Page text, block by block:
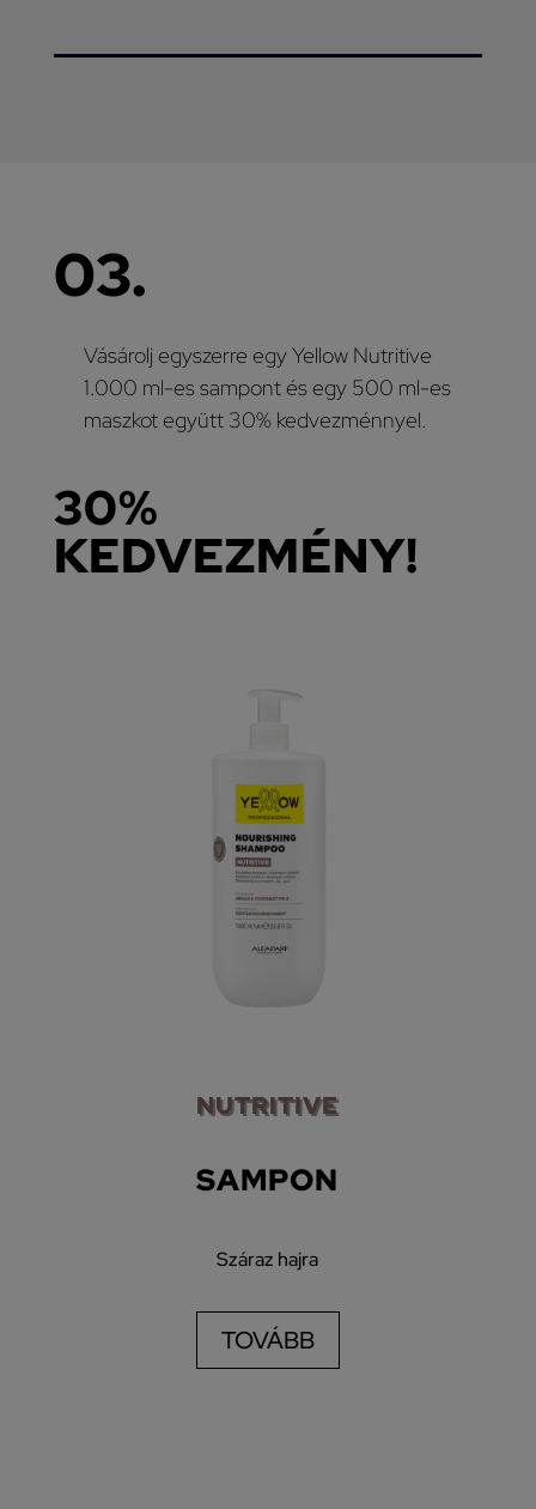
03.
Vásárolj egyszerre egy Yellow Nutritive
1.000 ml-es sampont és egy 500 ml-es
maszkot együtt 30% kedvezménnyel.
30%
KEDVEZMÉNY!
NUTRITIVE
SAMPON
Száraz hajra
TOVÁBB